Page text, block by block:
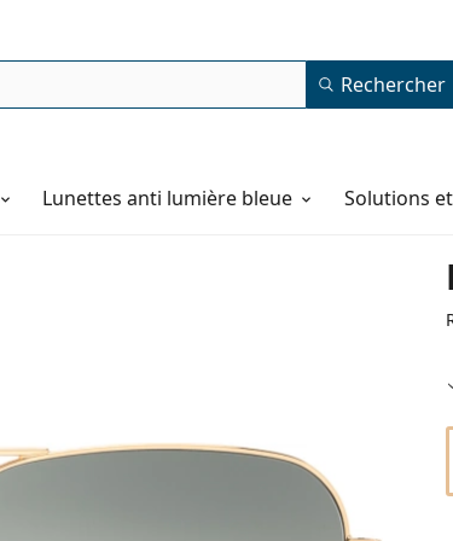
Rechercher
Lunettes anti lumière bleue Solutions